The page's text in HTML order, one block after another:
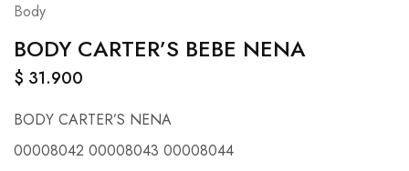
Body
BODY CARTER’S BEBE NENA
$ 31.900
BODY CARTER’S NENA
00008042 00008043 00008044